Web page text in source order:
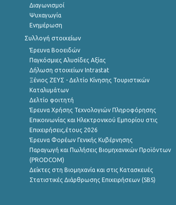
Διαγωνισμοί
Ψυχαγωγία
Ενημέρωση
Συλλογή στοιχείων
Έρευνα Βοοειδών
Παγκόσμιες Αλυσίδες Αξίας
Δήλωση στοιχείων Intrastat
Ξένιος ΖΕΥΣ - Δελτίο Κίνησης Τουριστικών
Καταλυμάτων
Δελτίο φοιτητή
Έρευνα Χρήσης Τεχνολογιών Πληροφόρησης
Επικοινωνίας και Ηλεκτρονικού Εμπορίου στις
Επιχειρήσεις,έτους 2026
Έρευνα Φορέων Γενικής Κυβέρνησης
Παραγωγή και Πωλήσεις Βιομηχανικών Προϊόντων
(PRODCOM)
Δείκτες στη Βιομηχανία και στις Κατασκευές
Στατιστικές Διάρθρωσης Επιχειρήσεων (SBS)